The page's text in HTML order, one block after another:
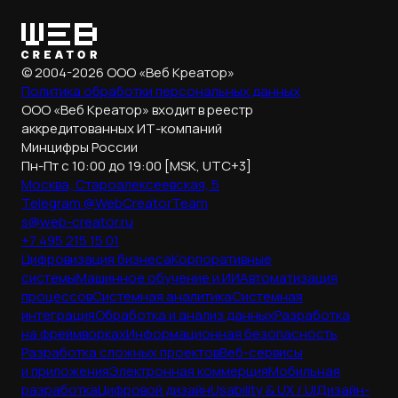
© 2004-2026 ООО «Веб Креатор»
Политика обработкиперсональных данных
ООО «Веб Креатор» входит в реестр
аккредитованных ИТ-компаний
Минцифры России
Пн-Пт с 10:00 до 19:00 [MSK, UTC+3]
Москва, Староалексеевская, 5
Telegram @WebCreatorTeam
s@web-creator.ru
+7 495 215 15 01
Цифровизация бизнесаКорпоративные
системыМашинное обучение и ИИАвтоматизация
процессовСистемная аналитикаСистемная
интеграцияОбработка и анализ данныхРазработка
на фреймворкахИнформационная безопасность
Разработка сложных проектовВеб-сервисы
и приложенияЭлектронная коммерцияМобильная
разработкаЦифровой дизайнUsability & UX / UIДизайн-